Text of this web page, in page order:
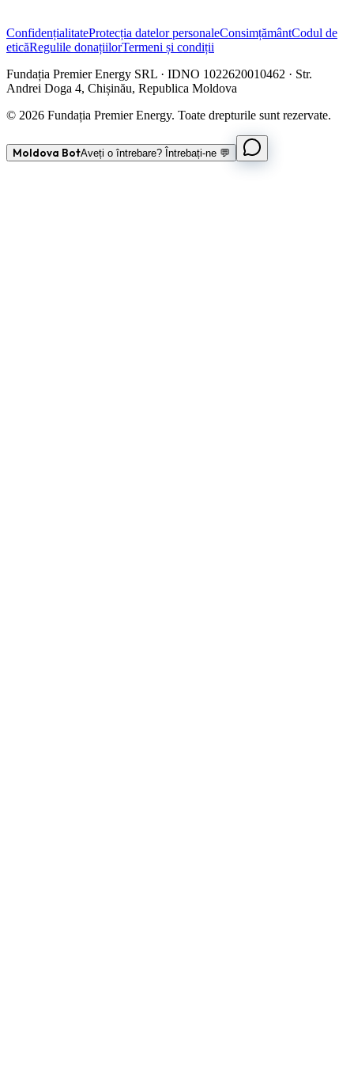
ConfidențialitateProtecția datelor personaleConsimțământCodul de
eticăRegulile donațiilorTermeni și condiții
Fundația Premier Energy SRL · IDNO 1022620010462 · Str.
Andrei Doga 4, Chișinău, Republica Moldova
© 2026 Fundația Premier Energy. Toate drepturile sunt rezervate.
Moldova BotAveți o întrebare? Întrebați-ne 💬